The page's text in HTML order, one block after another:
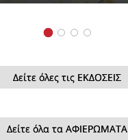
Δείτε όλες τις ΕΚΔΟΣΕΙΣ
Δείτε όλα τα ΑΦΙΕΡΩΜΑΤΑ